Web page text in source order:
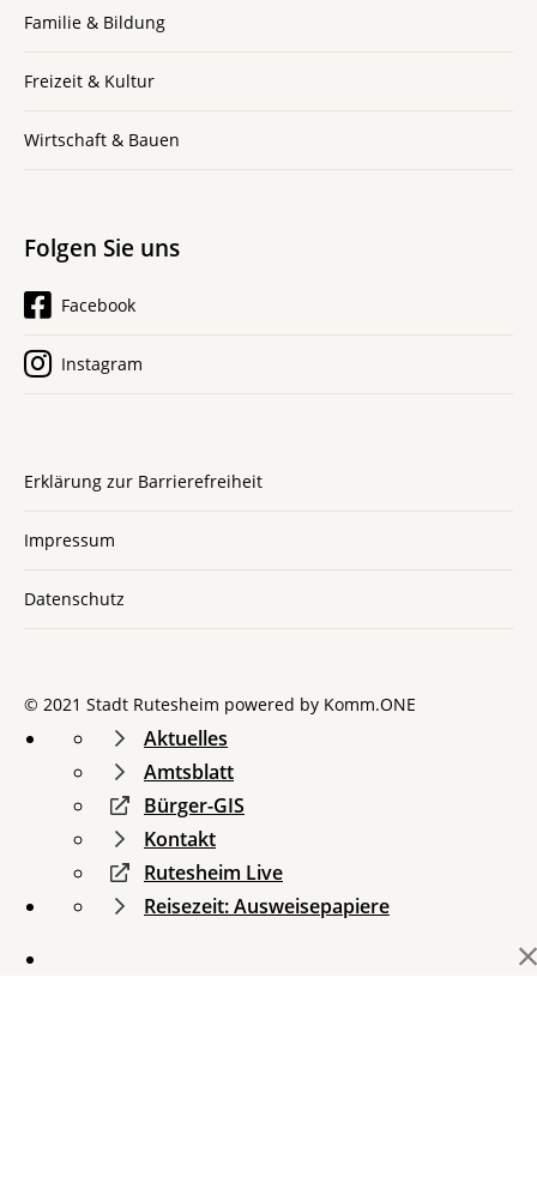
Familie & Bildung
Freizeit & Kultur
Wirtschaft & Bauen
Folgen Sie uns
Facebook
Instagram
Erklärung zur Barrierefreiheit
Impressum
Datenschutz
© 2021 Stadt Rutesheim powered by Komm.ONE
Aktuelles
Amtsblatt
Bürger-GIS
Kontakt
Rutesheim Live
Reisezeit: Ausweisepapiere